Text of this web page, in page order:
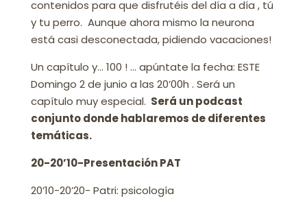
contenidos para que disfrutéis del día a día , tú
y tu perro. Aunque ahora mismo la neurona
está casi desconectada, pidiendo vacaciones!
Un capítulo y… 100 ! … apúntate la fecha: ESTE
Domingo 2 de junio a las 20’00h . Será un
capítulo muy especial. Será un podcast
conjunto donde hablaremos de diferentes
temáticas.
20-20’10-Presentación PAT
20’10-20’20- Patri: psicología